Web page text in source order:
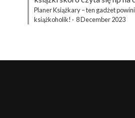
Planer Książkary – ten gadżet
książkoholik! · 8 December 2023